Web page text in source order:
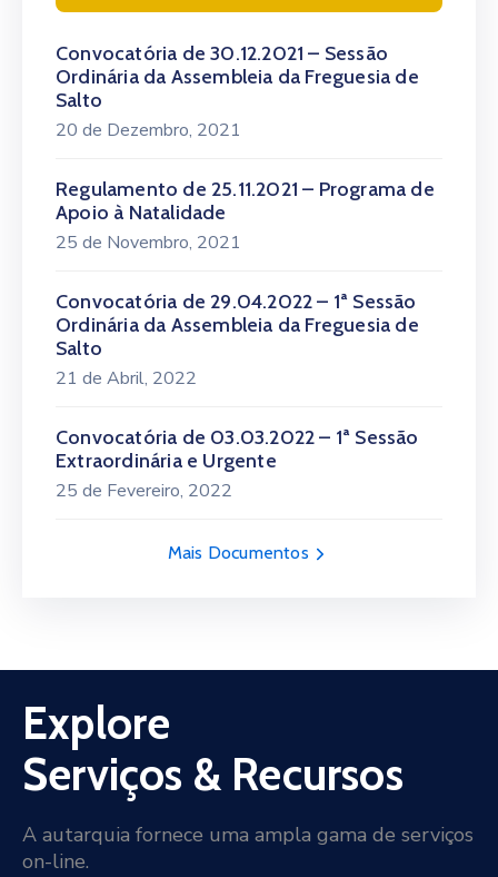
Convocatória de 30.12.2021 – Sessão
Ordinária da Assembleia da Freguesia de
Salto
20 de Dezembro, 2021
Regulamento de 25.11.2021 – Programa de
Apoio à Natalidade
25 de Novembro, 2021
Convocatória de 29.04.2022 – 1ª Sessão
Ordinária da Assembleia da Freguesia de
Salto
21 de Abril, 2022
Convocatória de 03.03.2022 – 1ª Sessão
Extraordinária e Urgente
25 de Fevereiro, 2022
Mais Documentos
Explore
Serviços & Recursos
A autarquia fornece uma ampla gama de serviços
on-line.